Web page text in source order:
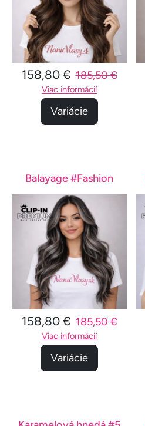
158,80 € 185,50 €
Viac informácií
Variácie
Balayage #Fashion
158,80 € 185,50 €
Viac informácií
Variácie